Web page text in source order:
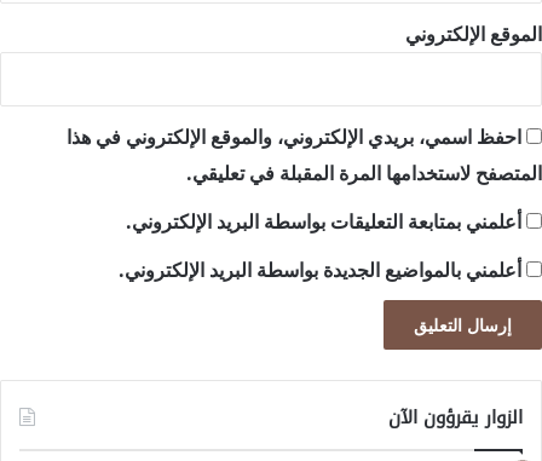
الموقع الإلكتروني
احفظ اسمي، بريدي الإلكتروني، والموقع الإلكتروني في هذا
المتصفح لاستخدامها المرة المقبلة في تعليقي.
أعلمني بمتابعة التعليقات بواسطة البريد الإلكتروني.
أعلمني بالمواضيع الجديدة بواسطة البريد الإلكتروني.
الزوار يقرؤون الآن